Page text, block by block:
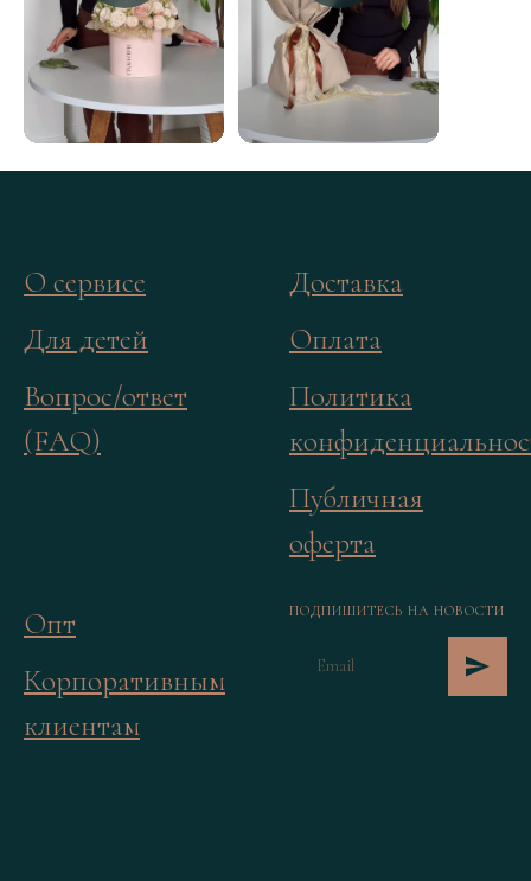
О сервисе
Для детей
Вопрос/ответ
(FAQ)
Доставка
Оплата
Политика
Публичная
оферта
Опт
Корпоративным
клиентам
ПОДПИШИТЕСЬ НА НОВОСТИ